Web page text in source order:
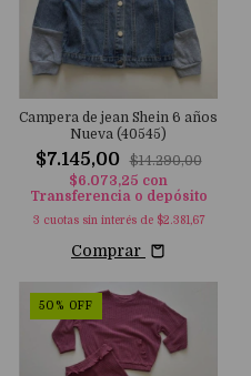
Campera de jean Shein 6 años
Nueva (40545)
$7.145,00
$14.290,00
$6.073,25 con
Transferencia o depósito
3 cuotas sin interés de $2.381,67
Comprar
50 % OFF